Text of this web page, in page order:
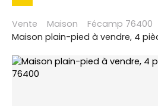
Vente Maison
Fécamp 76400
Maison plain-pied à vendre, 4